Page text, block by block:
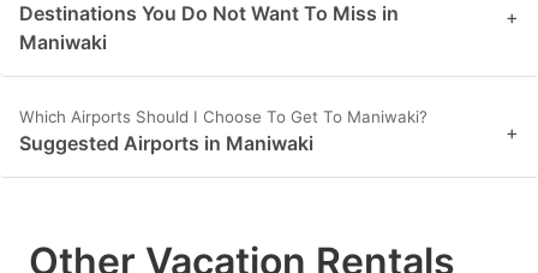
Destinations You Do Not Want To Miss in
Maniwaki
+
Which Airports Should I Choose To Get To Maniwaki?
Suggested Airports in Maniwaki +
Other Vacation Rentals